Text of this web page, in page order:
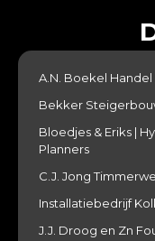
A.N. Boekel Handel
Bekker
Bloedjes & Eriks |
Planners
C.J. Jong
Installatiebedrijf
J.J. Droog en Zn